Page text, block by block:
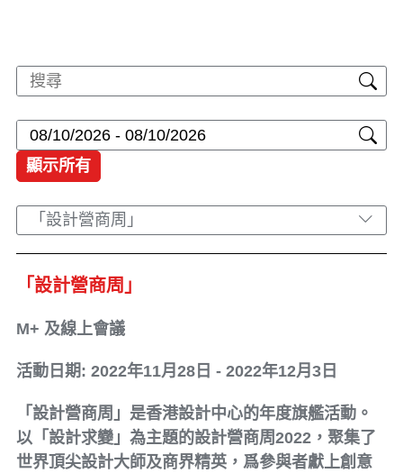
顯示所有
「設計營商周」
「設計營商周」
M+ 及線上會議
活動日期: 2022年11月28日 - 2022年12月3日
「設計營商周」是香港設計中心的年度旗艦活動。
以「設計求變」為主題的設計營商周2022，聚集了
世界頂尖設計大師及商界精英，爲參與者獻上創意